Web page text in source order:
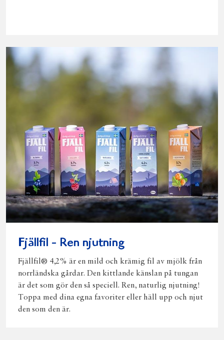
Fjällfil - Ren njutning
Fjällfil® 4,2% är en mild och krämig fil av mjölk från
norrländska gårdar. Den kittlande känslan på tungan
är det som gör den så speciell. Ren, naturlig njutning!
Toppa med dina egna favoriter eller häll upp och njut
den som den är.